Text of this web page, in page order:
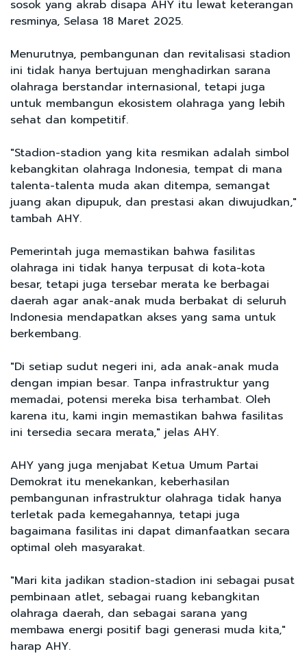
sosok yang akrab disapa AHY itu lewat keterangan
resminya, Selasa 18 Maret 2025.
Menurutnya, pembangunan dan revitalisasi stadion
ini tidak hanya bertujuan menghadirkan sarana
olahraga berstandar internasional, tetapi juga
untuk membangun ekosistem olahraga yang lebih
sehat dan kompetitif.
"Stadion-stadion yang kita resmikan adalah simbol
kebangkitan olahraga Indonesia, tempat di mana
talenta-talenta muda akan ditempa, semangat
juang akan dipupuk, dan prestasi akan diwujudkan,"
tambah AHY.
Pemerintah juga memastikan bahwa fasilitas
olahraga ini tidak hanya terpusat di kota-kota
besar, tetapi juga tersebar merata ke berbagai
daerah agar anak-anak muda berbakat di seluruh
Indonesia mendapatkan akses yang sama untuk
berkembang.
"Di setiap sudut negeri ini, ada anak-anak muda
dengan impian besar. Tanpa infrastruktur yang
memadai, potensi mereka bisa terhambat. Oleh
karena itu, kami ingin memastikan bahwa fasilitas
ini tersedia secara merata," jelas AHY.
AHY yang juga menjabat Ketua Umum Partai
Demokrat itu menekankan, keberhasilan
pembangunan infrastruktur olahraga tidak hanya
terletak pada kemegahannya, tetapi juga
bagaimana fasilitas ini dapat dimanfaatkan secara
optimal oleh masyarakat.
"Mari kita jadikan stadion-stadion ini sebagai pusat
pembinaan atlet, sebagai ruang kebangkitan
olahraga daerah, dan sebagai sarana yang
membawa energi positif bagi generasi muda kita,"
harap AHY.